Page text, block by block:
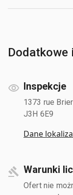
Dodatkowe
Inspekcje
1373 rue
J3H 6E9
Dane
Warunki
Ofert nie